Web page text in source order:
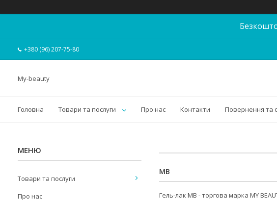
+380 (96) 207-75-80
My-beauty
Головна Товари та послуги Про нас Контакти Повернення та
MB
Гель-лак MB - торгова марка MY
Товари та послуги
Про нас